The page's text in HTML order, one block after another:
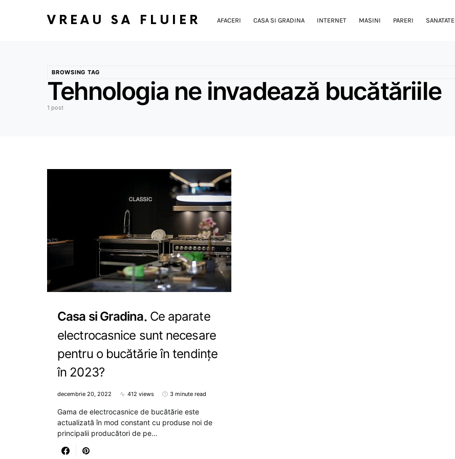
VREAU SA FLUIER AFACERI CASA SI GRADINA INTERNET MASINI PARERI SANATATE
BROWSING TAG
Tehnologia ne invadează bucătăriile
1 post
Casa si Gradina Ce aparate
electrocasnice sunt necesare
pentru o bucătărie în tendințe
în 2023?
decembrie 20, 2022 412 views 3 minute read
Gama de electrocasnice de bucătărie este
actualizată în mod constant cu produse noi de
principalii producători de pe…